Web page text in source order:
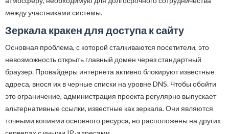
между участниками системы.
Зеркала кракен для доступа к сайту
Основная проблема, с которой сталкиваются посетители, это
невозможность открыть главный домен через стандартный
браузер. Провайдеры интернета активно блокируют известные
адреса, внося их в черные списки на уровне DNS. Чтобы обойти
это ограничение, администрация проекта регулярно выпускает
альтернативные ссылки, известные как зеркала. Они являются
точными копиями основного ресурса, но расположены на других